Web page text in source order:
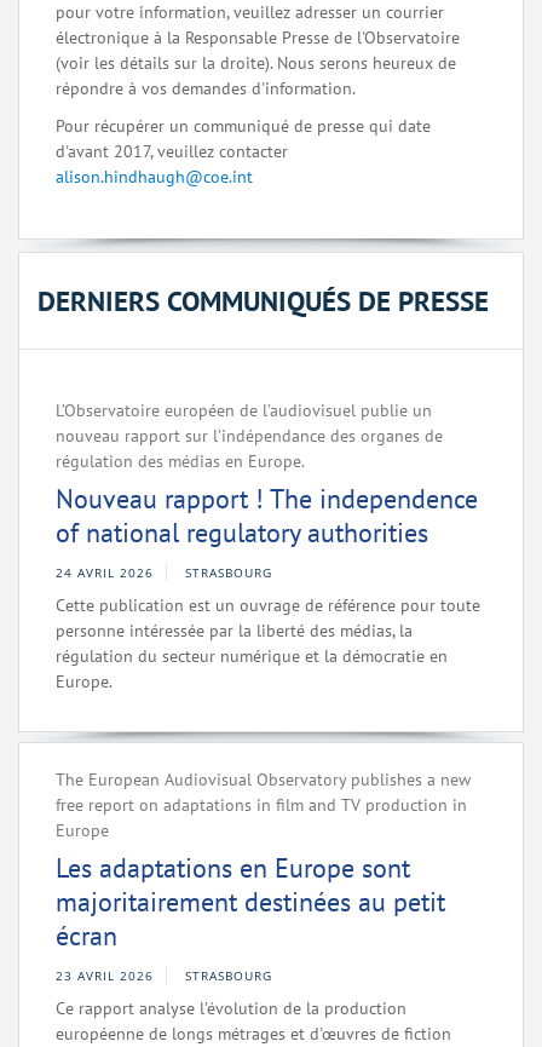
pour votre information, veuillez adresser un courrier
électronique à la Responsable Presse de l'Observatoire
(voir les détails sur la droite). Nous serons heureux de
répondre à vos demandes d'information.
Pour récupérer un communiqué de presse qui date
d'avant 2017, veuillez contacter
alison.hindhaugh@coe.int
DERNIERS COMMUNIQUÉS DE PRESSE
L’Observatoire européen de l’audiovisuel publie un
nouveau rapport sur l’indépendance des organes de
régulation des médias en Europe.
Nouveau rapport ! The independence
of national regulatory authorities
24 AVRIL 2026 STRASBOURG
Cette publication est un ouvrage de référence pour toute
personne intéressée par la liberté des médias, la
régulation du secteur numérique et la démocratie en
Europe.
The European Audiovisual Observatory publishes a new
free report on adaptations in film and TV production in
Europe
Les adaptations en Europe sont
majoritairement destinées au petit
écran
23 AVRIL 2026 STRASBOURG
Ce rapport analyse l'évolution de la production
européenne de longs métrages et d'œuvres de fiction